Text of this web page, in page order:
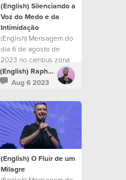
(English) Silenciando a
Voz do Medo e da
Intimidação
(English) Mensagem do
dia 6 de agosto de
2023 no campus zona
sul
(English) Raphael Galante
Aug 6 2023
(English) O Fluir de um
Milagre